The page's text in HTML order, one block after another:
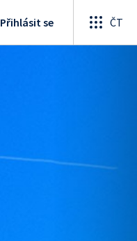
Přihlásit se ČT